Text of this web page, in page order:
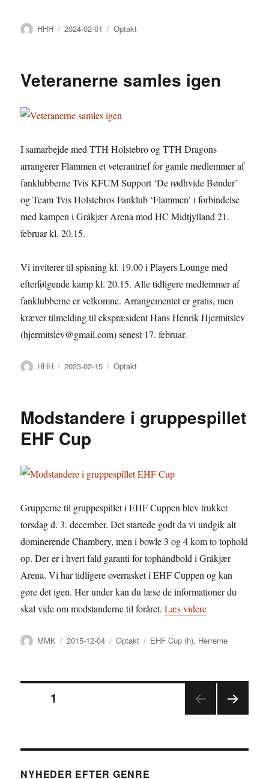
Forfatter
HHH Udgivet
2024-02-01 Kategorier
Optakt
Veteranerne samles igen
I samarbejde med TTH Holstebro og TTH Dragons
arrangerer Flammen et veterantræf for gamle medlemmer af
fanklubberne Tvis KFUM Support ‘De rødhvide Bønder’
og Team Tvis Holstebros Fanklub ‘Flammen’ i forbindelse
med kampen i Gråkjær Arena mod HC Midtjylland 21.
februar kl. 20.15.
Vi inviterer til spisning kl. 19.00 i Players Lounge med
efterfølgende kamp kl. 20.15. Alle tidligere medlemmer af
fanklubberne er velkomne. Arrangementet er gratis, men
kræver tilmelding til ekspræsident Hans Henrik Hjermitslev
(hjermitslev@gmail.com) senest 17. februar.
Forfatter
HHH Udgivet
2023-02-15 Kategorier
Optakt
Modstandere i gruppespillet
EHF Cup
Grupperne til gruppespillet i EHF Cuppen blev trukket
torsdag d. 3. december. Det startede godt da vi undgik alt
dominerende Chambery, men i bowle 3 og 4 kom to tophold
op. Der er i hvert fald garanti for tophåndbold i Gråkjær
Arena. Vi har tidligere overrasket i EHF Cuppen og kan
gøre det igen. Her under kan du læse de informationer du
skal vide om modstanderne til foråret.Læs videre“Modstandere i
Forfatter
MMK Udgivet
2015-12-04 Kategorier
Optakt Tags
EHF Cup (h), Herrerne
Indlægsinddeling
1
NYHEDER EFTER GENRE